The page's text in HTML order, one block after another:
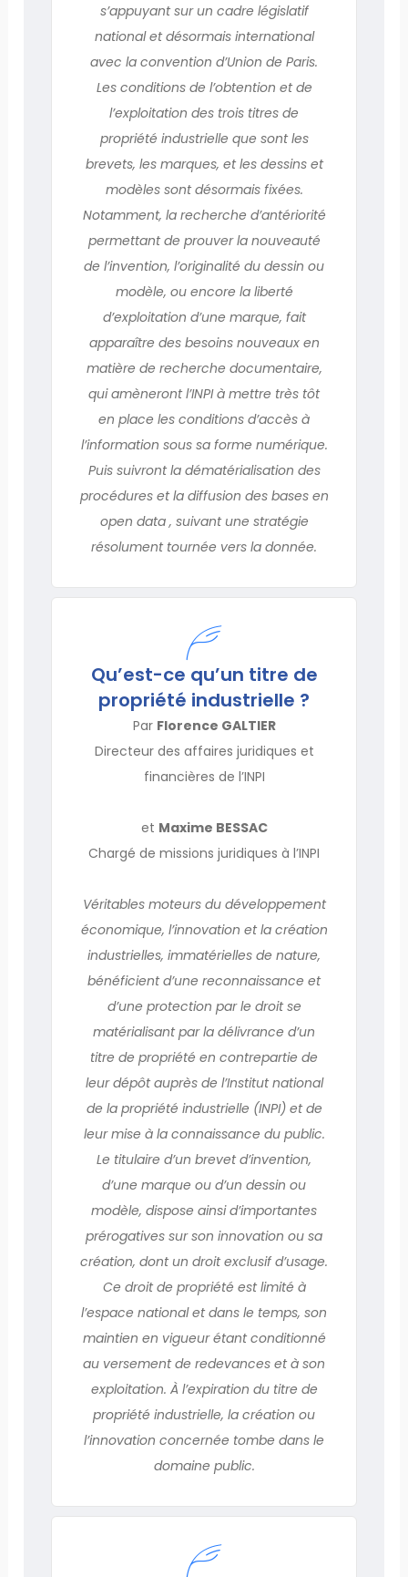
s’appuyant sur un cadre législatif
national et désormais international
avec la convention d’Union de Paris.
Les conditions de l’obtention et de
l’exploitation des trois titres de
propriété industrielle que sont les
brevets, les marques, et les dessins et
modèles sont désormais fixées.
Notamment, la recherche d’antériorité
permettant de prouver la nouveauté
de l’invention, l’originalité du dessin ou
modèle, ou encore la liberté
d’exploitation d’une marque, fait
apparaître des besoins nouveaux en
matière de recherche documentaire,
qui amèneront l’INPI à mettre très tôt
en place les conditions d’accès à
l’information sous sa forme numérique.
Puis suivront la dématérialisation des
procédures et la diffusion des bases en
open data , suivant une stratégie
résolument tournée vers la donnée.
Qu’est-ce qu’un titre de
propriété industrielle ?
Par Florence GALTIER
Directeur des affaires juridiques et
financières de l’INPI
et Maxime BESSAC
Chargé de missions juridiques à l’INPI
Véritables moteurs du développement
économique, l’innovation et la création
industrielles, immatérielles de nature,
bénéficient d’une reconnaissance et
d’une protection par le droit se
matérialisant par la délivrance d’un
titre de propriété en contrepartie de
leur dépôt auprès de l’Institut national
de la propriété industrielle (INPI) et de
leur mise à la connaissance du public.
Le titulaire d’un brevet d’invention,
d’une marque ou d’un dessin ou
modèle, dispose ainsi d’importantes
prérogatives sur son innovation ou sa
création, dont un droit exclusif d’usage.
Ce droit de propriété est limité à
l’espace national et dans le temps, son
maintien en vigueur étant conditionné
au versement de redevances et à son
exploitation. À l’expiration du titre de
propriété industrielle, la création ou
l’innovation concernée tombe dans le
domaine public.